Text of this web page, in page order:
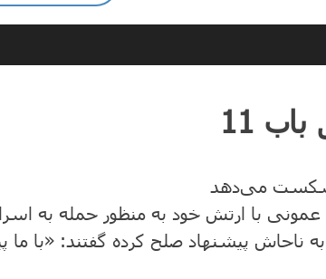
11
شکست می‌دهد
با ارتش خود به منظور حمله به
به ناحاش پیشنهاد صلح کرده گفتند: «با ما